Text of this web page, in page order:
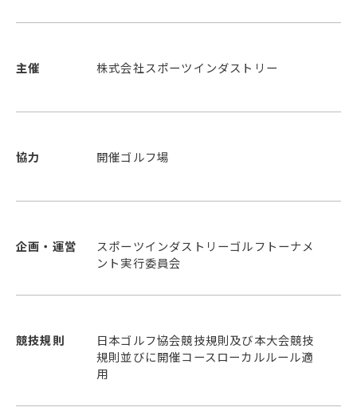
主催 株式会社スポーツインダストリー
協力 開催ゴルフ場
企画・運営
スポーツインダストリーゴルフトーナメ
ント実行委員会
競技規則
日本ゴルフ協会競技規則及び本大会競技
規則並びに開催コースローカルルール適
用